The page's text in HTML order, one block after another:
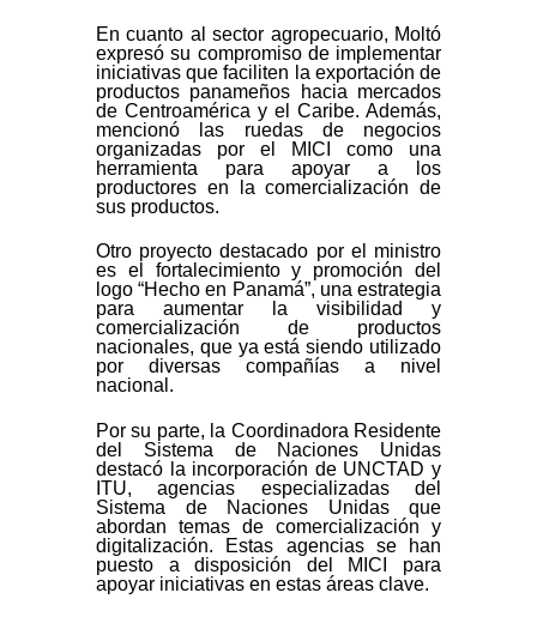
En cuanto al sector agropecuario, Moltó
expresó su compromiso de implementar
iniciativas que faciliten la exportación de
productos panameños hacia mercados
de Centroamérica y el Caribe. Además,
mencionó las ruedas de negocios
organizadas por el MICI como una
herramienta para apoyar a los
productores en la comercialización de
sus productos.
Otro proyecto destacado por el ministro
es el fortalecimiento y promoción del
logo “Hecho en Panamá”, una estrategia
para aumentar la visibilidad y
comercialización de productos
nacionales, que ya está siendo utilizado
por diversas compañías a nivel
nacional.
Por su parte, la Coordinadora Residente
del Sistema de Naciones Unidas
destacó la incorporación de UNCTAD y
ITU, agencias especializadas del
Sistema de Naciones Unidas que
abordan temas de comercialización y
digitalización. Estas agencias se han
puesto a disposición del MICI para
apoyar iniciativas en estas áreas clave.